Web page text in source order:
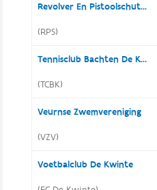
Revolver En Pistoolschuttersclub Veurne
(RPS)
Tennisclub Bachten De Kupe
(TCBK)
Veurnse Zwemvereniging
(VZV)
Voetbalclub De Kwinte